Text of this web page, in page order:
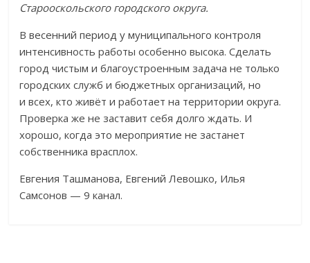
Старооскольского городского округа.
В весенний период у муниципального контроля
интенсивность работы особенно высока. Сделать
город чистым и благоустроенным задача не только
городских служб и бюджетных организаций, но
и всех, кто живёт и работает на территории округа.
Проверка же не заставит себя долго ждать. И
хорошо, когда это мероприятие не застанет
собственника врасплох.
Евгения Ташманова, Евгений Левошко, Илья
Самсонов — 9 канал.